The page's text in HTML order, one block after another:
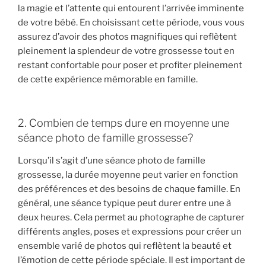
la magie et l’attente qui entourent l’arrivée imminente
de votre bébé. En choisissant cette période, vous vous
assurez d’avoir des photos magnifiques qui reflètent
pleinement la splendeur de votre grossesse tout en
restant confortable pour poser et profiter pleinement
de cette expérience mémorable en famille.
2. Combien de temps dure en moyenne une
séance photo de famille grossesse?
Lorsqu’il s’agit d’une séance photo de famille
grossesse, la durée moyenne peut varier en fonction
des préférences et des besoins de chaque famille. En
général, une séance typique peut durer entre une à
deux heures. Cela permet au photographe de capturer
différents angles, poses et expressions pour créer un
ensemble varié de photos qui reflètent la beauté et
l’émotion de cette période spéciale. Il est important de